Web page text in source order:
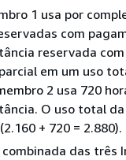
1 usa por
com
reservada
em um uso
2 usa 720
O uso total
+ 720 = 2.880).
das três